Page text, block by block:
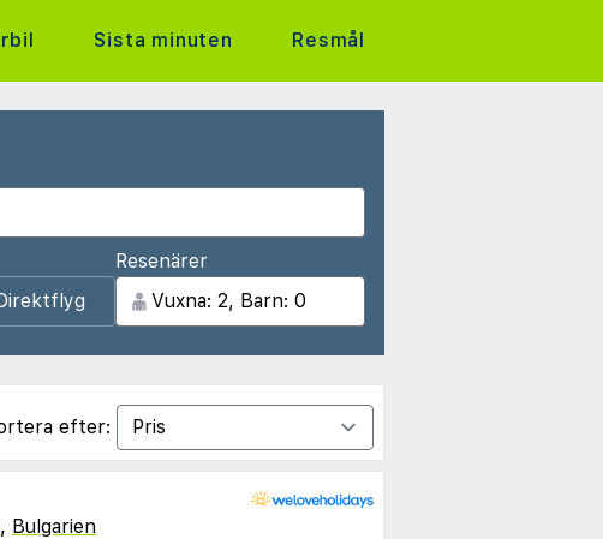
Sista minuten Resmål
Resenärer
efter:
, Bulgarien